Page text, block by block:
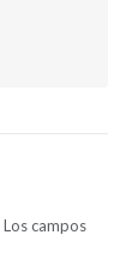
Los campos